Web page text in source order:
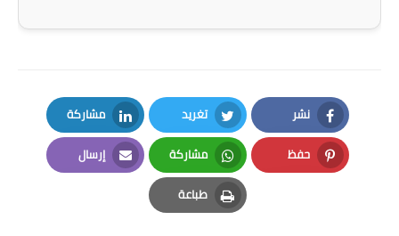
نشر
Facebook
تغريد
Twitter
مشاركة
LinkedIn
حفظ
Pinterest
مشاركة
Whatsapp
إرسال
Email
طباعة
Print